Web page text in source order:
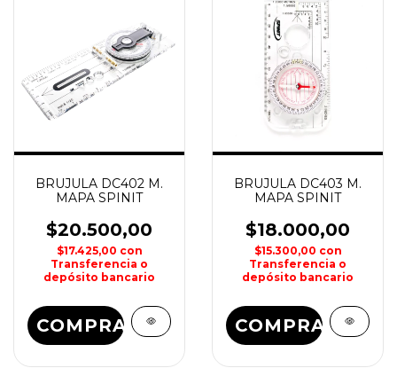
BRUJULA DC402 M.
MAPA SPINIT
$20.500,00
$17.425,00 con
Transferencia o
depósito bancario
COMPRAR
BRUJULA DC403 M.
MAPA SPINIT
$18.000,00
$15.300,00 con
Transferencia o
depósito bancario
COMPRAR